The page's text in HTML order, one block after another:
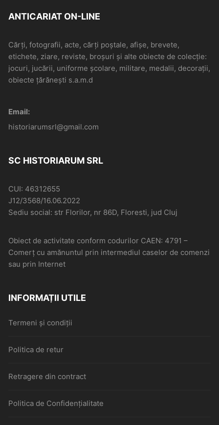
ANTICARIAT ON-LINE
Cărți, fotografii, acte, cărți poștale, afișe, brevete,
etichete, ziare, reviste, broșuri și alte obiecte de colecție:
jocuri, jucării, uniforme școlare, militare, medalii, decorații,
obiecte țărănești s.a.m.d
Email:
historiarumsrl@gmail.com
SC HISTORIARUM SRL
CUI: 46312655
J12/3568/16.06.2022
Sediu social: str Florilor, nr 86D, Floresti, jud Cluj
Obiect de activitate conform codurilor CAEN: 4791 –
Comerţ cu amănuntul prin intermediul caselor de comenzi
sau prin Internet
INFORMAȚII UTILE
Termeni și condiții
Politica de retur
Retragere din contract
Politica de Confidențialitate